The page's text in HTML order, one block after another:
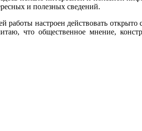
и полезных сведений.
работы настроен действовать
что общественное мнение,